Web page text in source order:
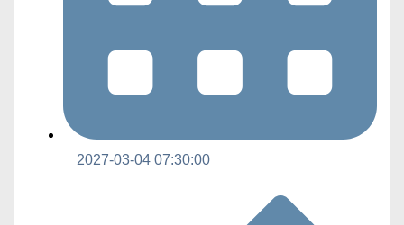
2027-03-04 07:30:00